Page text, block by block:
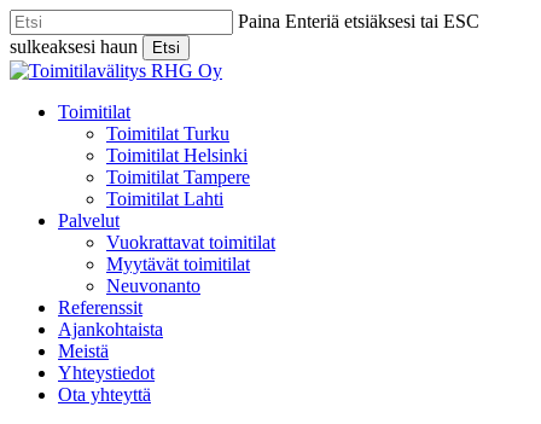
Skip
to
main
content
Paina Enteriä etsiäksesi tai ESC
sulkeaksesi haun
Etsi
Close
Menu
Toimitilat
Toimitilat Turku
Toimitilat Helsinki
Toimitilat Tampere
Toimitilat Lahti
Palvelut
Vuokrattavat toimitilat
Myytävät toimitilat
Neuvonanto
Referenssit
Ajankohtaista
Meistä
Yhteystiedot
Ota yhteyttä